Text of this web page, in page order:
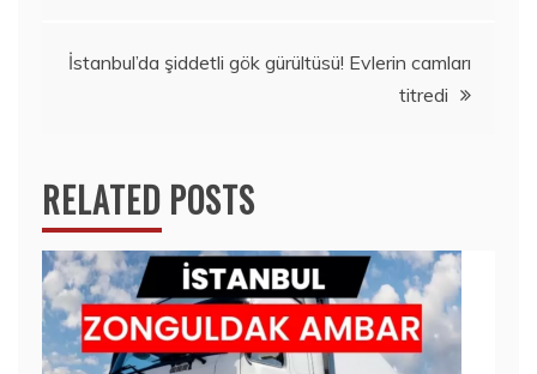
İstanbul’da şiddetli gök gürültüsü! Evlerin camları
titredi
RELATED POSTS